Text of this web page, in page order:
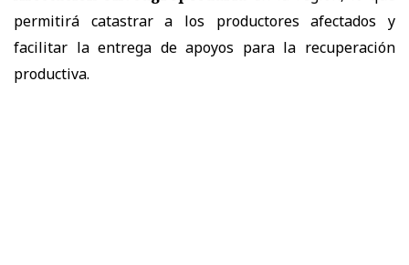
permitirá catastrar a los productores afectados y
facilitar la entrega de apoyos para la recuperación
productiva.